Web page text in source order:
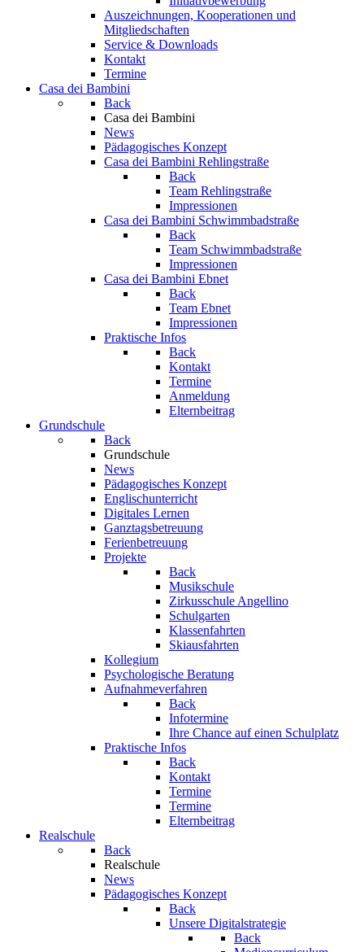
Auszeichnungen, Kooperationen und
Mitgliedschaften
Service & Downloads
Kontakt
Termine
Casa dei Bambini
Back
Casa dei Bambini
News
Pädagogisches Konzept
Casa dei Bambini Rehlingstraße
Back
Team Rehlingstraße
Impressionen
Casa dei Bambini Schwimmbadstraße
Back
Team Schwimmbadstraße
Impressionen
Casa dei Bambini Ebnet
Back
Team Ebnet
Impressionen
Praktische Infos
Back
Kontakt
Termine
Anmeldung
Elternbeitrag
Grundschule
Back
Grundschule
News
Pädagogisches Konzept
Englischunterricht
Digitales Lernen
Ganztagsbetreuung
Ferienbetreuung
Projekte
Back
Musikschule
Zirkusschule Angellino
Schulgarten
Klassenfahrten
Skiausfahrten
Kollegium
Psychologische Beratung
Aufnahmeverfahren
Back
Infotermine
Ihre Chance auf einen Schulplatz
Praktische Infos
Back
Kontakt
Termine
Termine
Elternbeitrag
Realschule
Back
Realschule
News
Pädagogisches Konzept
Back
Unsere Digitalstrategie
Back